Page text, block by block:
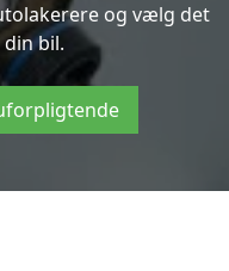
og vælg det
bil.